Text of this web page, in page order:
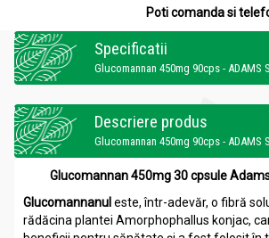
Poti comanda si
Specificatii
Glucomannan 450mg 90cps - ADAMS
Descriere produs
Glucomannan 450mg 90cps - ADAMS
Glucomannan 450mg 30 cpsule
Glucomannanul este, într-adevăr, o fibră
rădăcina plantei Amorphophallus konjac,